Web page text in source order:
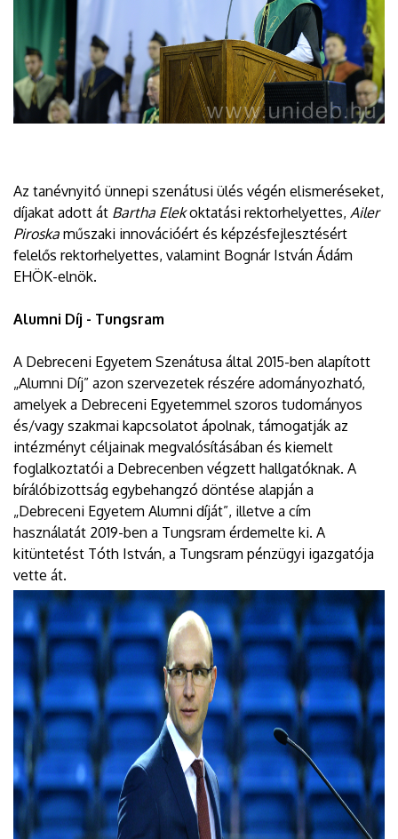
Az tanévnyitó ünnepi szenátusi ülés végén elismeréseket,
díjakat adott át Bartha Elekoktatási rektorhelyettes, Ailer
Piroska műszaki innovációért és képzésfejlesztésért
felelős rektorhelyettes, valamint Bognár István Ádám
EHÖK-elnök.
Alumni Díj - Tungsram
A Debreceni Egyetem Szenátusa által 2015-ben alapított
„Alumni Díj” azon szervezetek részére adományozható,
amelyek a Debreceni Egyetemmel szoros tudományos
és/vagy szakmai kapcsolatot ápolnak, támogatják az
intézményt céljainak megvalósításában és kiemelt
foglalkoztatói a Debrecenben végzett hallgatóknak. A
bírálóbizottság egybehangzó döntése alapján a
„Debreceni Egyetem Alumni díját”, illetve a cím
használatát 2019-ben a Tungsram érdemelte ki. A
kitüntetést Tóth István, a Tungsram pénzügyi igazgatója
vette át.